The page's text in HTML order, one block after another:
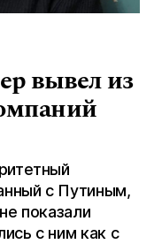
вывел из
с Путиным,
показали
с ним как с